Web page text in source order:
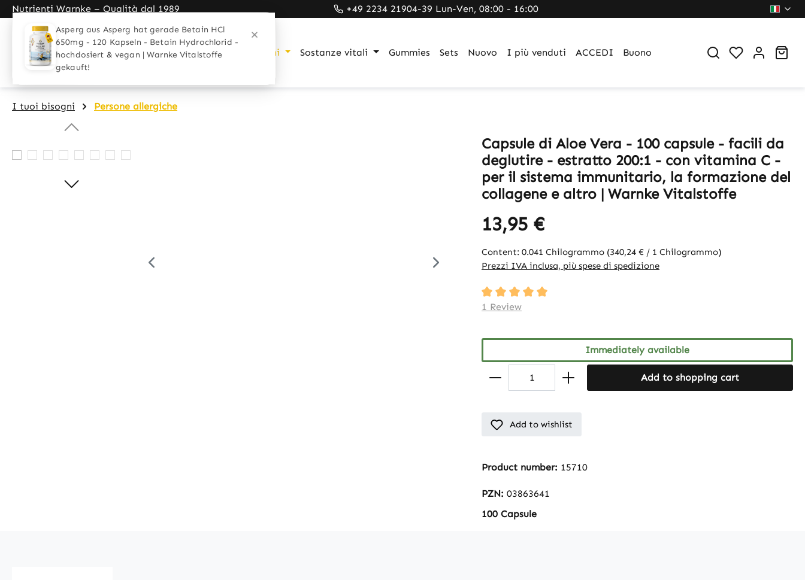
Skip to main navigation
Nutrienti Warnke – Qualità dal 1989 +49 2234 21904-39 Lun-Ven, 08:00 - 16:00
Home Applicazioni I tuoi bisogni Sostanze vitali Gummies Sets Nuovo I più venduti ACCEDI Buono You have 0
I tuoi bisogni Persone allergiche
Capsule di Aloe Vera - 100 capsule - facili da
deglutire - estratto 200:1 - con vitamina C -
per il sistema immunitario, la formazione del
collagene e altro | Warnke Vitalstoffe
13,95 €
Content: 0.041 Chilogrammo (340,24 € / 1 Chilogrammo)
Prezzi IVA inclusa, più spese di spedizione
Average rating of 5 out of 5 stars
1 Review
Immediately available
Add to shopping cart
Add to wishlist
Product number: 15710
PZN: 03863641
100 Capsule